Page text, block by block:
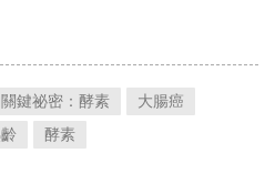
鍵祕密：酵素
大腸癌
酵素